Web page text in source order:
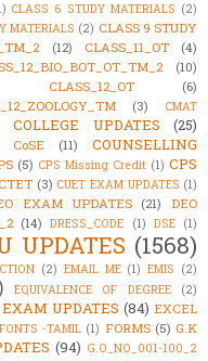
CLASS 6 STUDY MATERIALS (2)
MATERIALS (2) CLASS 9 STUDY
(12) CLASS_11_OT
(4)
(10)
CLASS_12_OT
(6)
(3)
CMAT
COLLEGE UPDATES (25)
CoSE (11)
COUNSELLING
(5) CPS Missing Credit (1) CPS
(3) CUET EXAM UPDATES (1)
EXAM UPDATES (21)
DEO
(14) DRESS_CODE (1) DSE (1)
UPDATES (1568)
(2) EMAIL ME (1) EMIS (2)
EQUIVALENCE OF DEGREE (2)
EXAM UPDATES (84) EXCEL
FONTS -TAMIL (1) FORMS (5) G.K
(94) G.O_NO_001-100_2